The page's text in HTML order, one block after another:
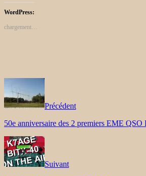
WordPress:
chargement…
Précédent
50e anniversaire des 2 premiers EME QSO
Suivant